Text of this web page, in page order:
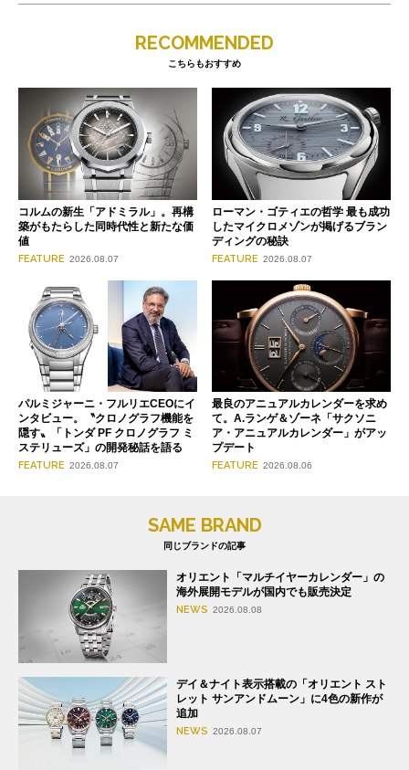
RECOMMENDED
こちらもおすすめ
コルムの新生「アドミラル」。再構
築がもたらした同時代性と新たな価
値
FEATURE 2026.08.07
ローマン・ゴティエの哲学 最も成功
したマイクロメゾンが掲げるブラン
ディングの秘訣
FEATURE 2026.08.07
パルミジャーニ・フルリエCEOにイ
ンタビュー。〝クロノグラフ機能を
隠す〟「トンダ PF クロノグラフ ミ
ステリューズ」の開発秘話を語る
FEATURE 2026.08.07
最良のアニュアルカレンダーを求め
て。A.ランゲ＆ゾーネ「サクソニ
ア・アニュアルカレンダー」がアッ
プデート
FEATURE 2026.08.06
SAME BRAND
同じブランドの記事
オリエント「マルチイヤーカレンダー」の
海外展開モデルが国内でも販売決定
NEWS 2026.08.08
デイ＆ナイト表示搭載の「オリエント スト
レット サンアンドムーン」に4色の新作が
追加
NEWS 2026.08.07